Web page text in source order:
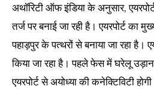
अथॉरिटी ऑफ इंडिया के अनुसार,
तर्ज पर बनाई जा रही है। एयरपोर्ट का
पहाड़पुर के पत्थरों से बनाया जा रहा है।
किया जा रहा है। पहले फेस में घरेलू
एयरपोर्ट से अयोध्या की कनेक्टिविटी